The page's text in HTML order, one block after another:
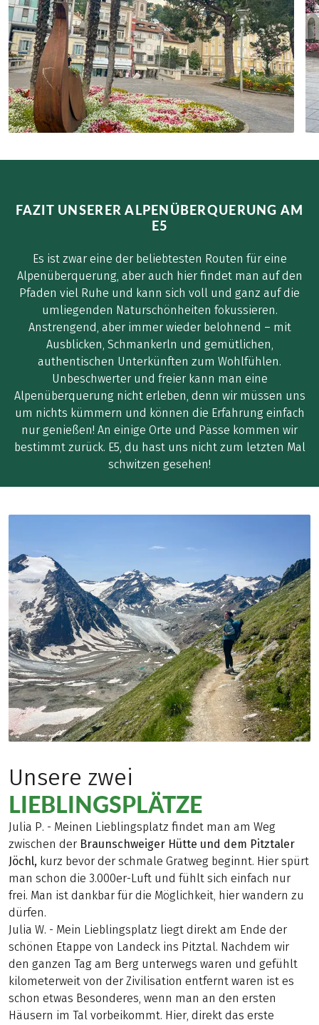
FAZIT UNSERER ALPENÜBERQUERUNG AM
E5
Es ist zwar eine der beliebtesten Routen für eine
Alpenüberquerung, aber auch hier findet man auf den
Pfaden viel Ruhe und kann sich voll und ganz auf die
umliegenden Naturschönheiten fokussieren.
Anstrengend, aber immer wieder belohnend – mit
Ausblicken, Schmankerln und gemütlichen,
authentischen Unterkünften zum Wohlfühlen.
Unbeschwerter und freier kann man eine
Alpenüberquerung nicht erleben, denn wir müssen uns
um nichts kümmern und können die Erfahrung einfach
nur genießen! An einige Orte und Pässe kommen wir
bestimmt zurück. E5, du hast uns nicht zum letzten Mal
schwitzen gesehen!
Unsere zwei
LIEBLINGSPLÄTZE
Julia P. - Meinen Lieblingsplatz findet man am Weg
zwischen der Braunschweiger Hütte und dem Pitztaler
Jöchl, kurz bevor der schmale Gratweg beginnt. Hier spürt
man schon die 3.000er-Luft und fühlt sich einfach nur
frei. Man ist dankbar für die Möglichkeit, hier wandern zu
dürfen.
Julia W. - Mein Lieblingsplatz liegt direkt am Ende der
schönen Etappe von Landeck ins Pitztal. Nachdem wir
den ganzen Tag am Berg unterwegs waren und gefühlt
kilometerweit von der Zivilisation entfernt waren ist es
schon etwas Besonderes, wenn man an den ersten
Häusern im Tal vorbeikommt. Hier, direkt das erste